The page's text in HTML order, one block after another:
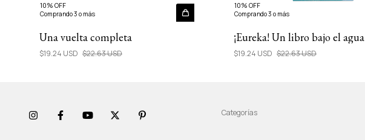
10% OFF
Comprando 3 o más
Una vuelta completa
$19.24 USD $22.63 USD
10% OFF
Comprando 3 o más
¡Eureka! Un libro bajo el agua
$19.24 USD $22.63 USD
Categorías